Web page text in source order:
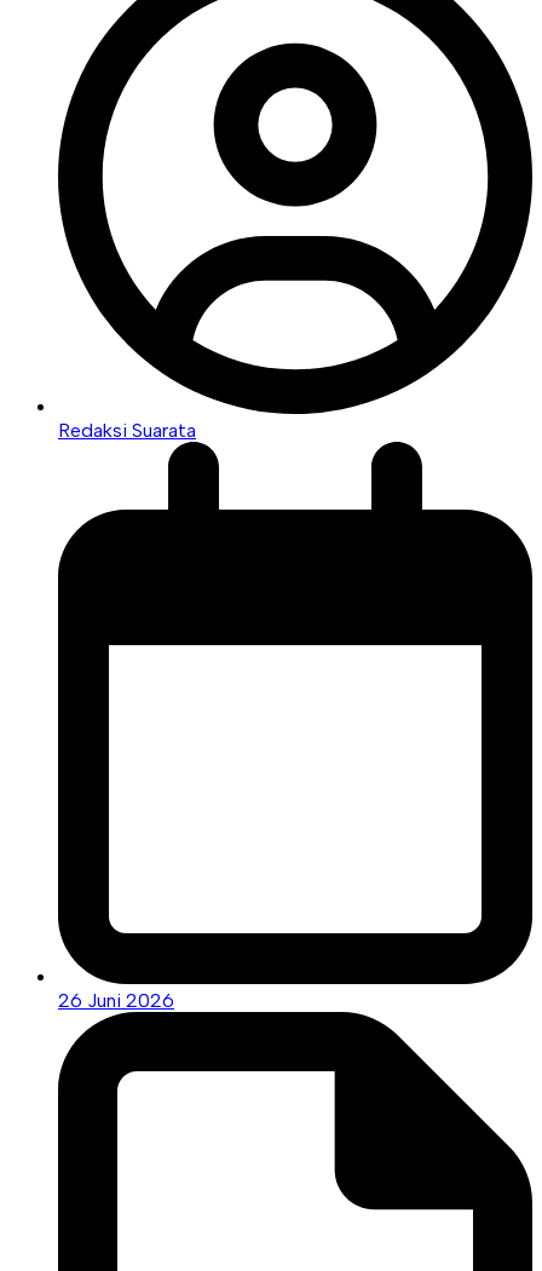
Redaksi Suarata
26 Juni 2026